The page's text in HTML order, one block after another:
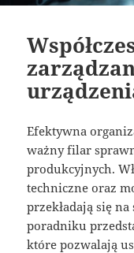
Efektywna
ważny filar
produkcyjnych.
techniczne oraz
przekładają się
poradniku
które pozwalają